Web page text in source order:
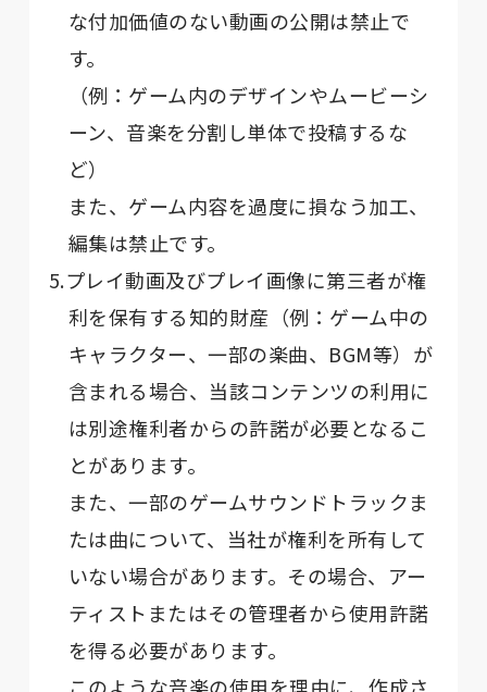
な付加価値のない動画の公開は禁止で
す。
（例：ゲーム内のデザインやムービーシ
ーン、音楽を分割し単体で投稿するな
ど）
また、ゲーム内容を過度に損なう加工、
編集は禁止です。
5.プレイ動画及びプレイ画像に第三者が権
利を保有する知的財産（例：ゲーム中の
キャラクター、一部の楽曲、BGM等）が
含まれる場合、当該コンテンツの利用に
は別途権利者からの許諾が必要となるこ
とがあります。
また、一部のゲームサウンドトラックま
たは曲について、当社が権利を所有して
いない場合があります。その場合、アー
ティストまたはその管理者から使用許諾
を得る必要があります。